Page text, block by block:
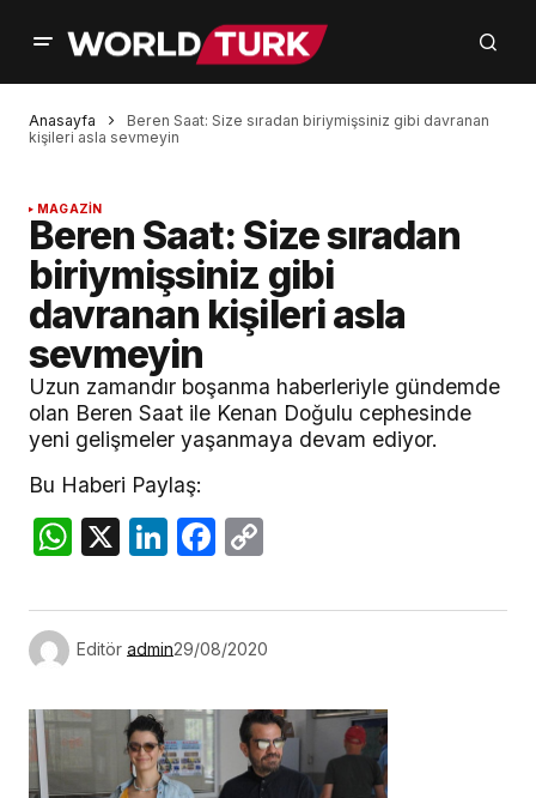
Anasayfa
Beren Saat: Size sıradan biriymişsiniz gibi davranan
kişileri asla sevmeyin
MAGAZİN
Beren Saat: Size sıradan
biriymişsiniz gibi
davranan kişileri asla
sevmeyin
Uzun zamandır boşanma haberleriyle gündemde
olan Beren Saat ile Kenan Doğulu cephesinde
yeni gelişmeler yaşanmaya devam ediyor.
Bu Haberi Paylaş:
WhatsApp
X LinkedIn
Facebook
Editör admin29/08/2020